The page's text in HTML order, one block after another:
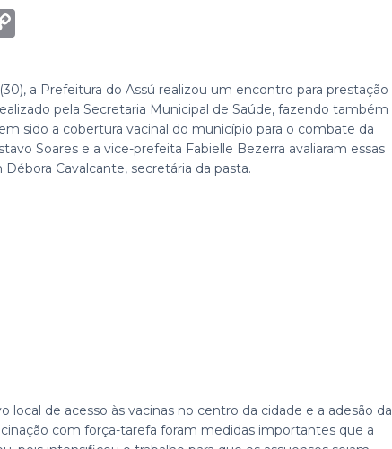
i
n
k
a Prefeitura do Assú realizou um encontro para prestação
pela Secretaria Municipal de Saúde, fazendo também
sido a cobertura vacinal do município para o combate da
Soares e a vice-prefeita Fabielle Bezerra avaliaram essas
Cavalcante, secretária da pasta.
local de acesso às vacinas no centro da cidade e a adesão da
com força-tarefa foram medidas importantes que a